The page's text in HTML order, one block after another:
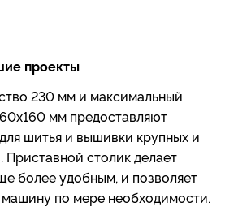
проекты
230 мм и максимальный
мм предоставляют
шитья и вышивки крупных и
столик делает
более удобным, и позволяет
по мере необходимости.